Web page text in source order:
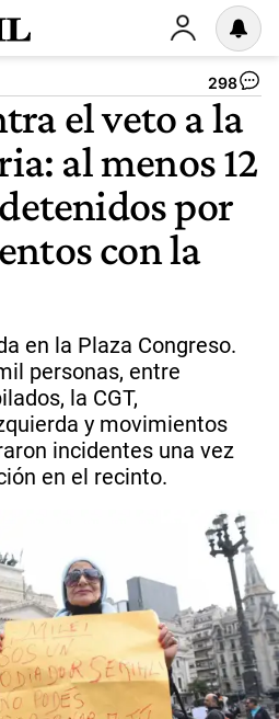
298
el veto a la
al menos 12
por
con la
en la Plaza Congreso.
personas, entre
la CGT,
y movimientos
incidentes una vez
en el recinto.